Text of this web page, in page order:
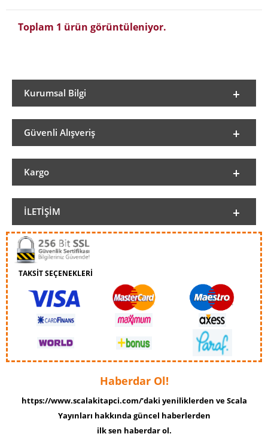
Toplam 1 ürün görüntüleniyor.
Kurumsal Bilgi
Güvenli Alışveriş
Kargo
İLETIŞIM
TAKSİT SEÇENEKLERİ
Haberdar Ol!
https://www.scalakitapci.com/’daki yeniliklerden ve Scala
Yayınları hakkında güncel haberlerden
ilk sen haberdar ol.